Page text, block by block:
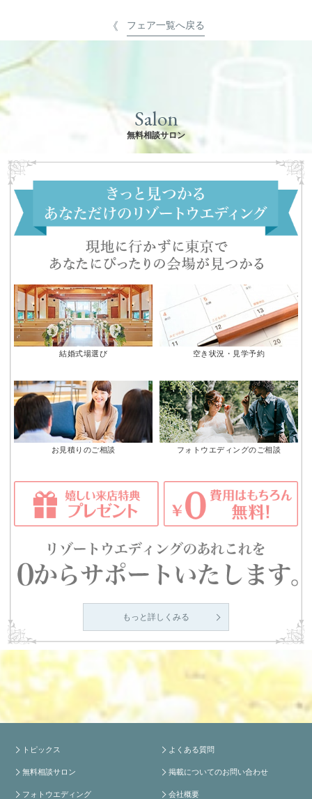
フェア一覧へ戻る
Salon
無料相談サロン
結婚式場選び 空き状況・見学予約
お見積りのご相談 フォトウエディングのご相談
もっと詳しくみる
トピックス
無料相談サロン
フォトウエディング
よくある質問
掲載についてのお問い合わせ
会社概要